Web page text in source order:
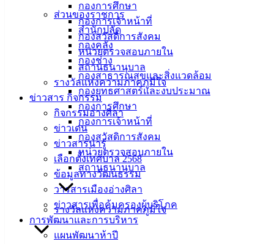
กองการศึกษา
กองการเจ้าหน้าที่
กองสวัสดิการสังคม
หน่วยตรวจสอบภายใน
สถานธนานุบาล
รางวัลแห่งความภาคภูมิใจ
ข่าวสาร กิจกรรม
กิจกรรมอ่างศิลา
ข่าวเด่น
ข่าวสารน่ารู้
เลือกตั้งเทศบาล 2568
ข้อมูลทางวัฒนธรรม
วารสารเมืองอ่างศิลา
ข่าวสารเพื่อคุ้มครองผู้บริโภค
การพัฒนาและการบริหาร
แผนพัฒนาห้าปี
ส่วนของราชการ
สำนักปลัด
กองคลัง
กองช่าง
กองสาธารณสุขและสิ่งแวดล้อม
กองยุทธศาสตร์และงบประมาณ
กองการศึกษา
กองการเจ้าหน้าที่
กองสวัสดิการสังคม
หน่วยตรวจสอบภายใน
สถานธนานุบาล
รางวัลแห่งความภาคภูมิใจ
เทศบาล
เมืองอ่าง
ที่ตั้ง :
สำนักงาน